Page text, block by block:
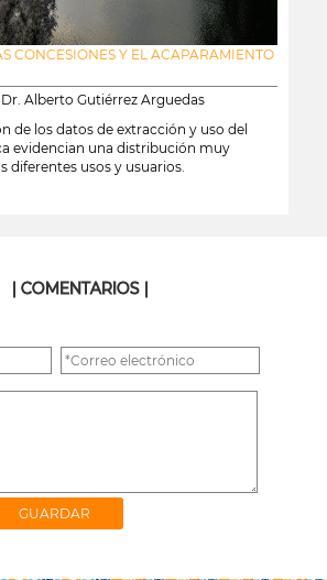
CONCESIONES Y EL ACAPARAMIENTO
Dr. Alberto Gutiérrez Arguedas
de los datos de extracción y uso del
evidencian una distribución muy
diferentes usos y usuarios.
| COMENTARIOS |